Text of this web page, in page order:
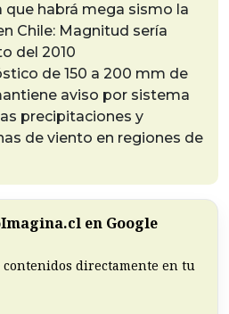
que habrá mega sismo la
Chile: Magnitud sería
del 2010
de 150 a 200 mm de
aviso por sistema
precipitaciones y
de viento en regiones de
en Google
contenidos directamente en tu